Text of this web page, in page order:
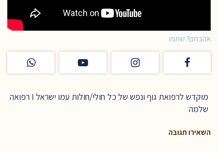
אהבתם? שתפו
מוקדש לרפואת גוף ונפש של כל חולי/חולות עמו ישראל I רפואה
שלמה
השאירו תגובה